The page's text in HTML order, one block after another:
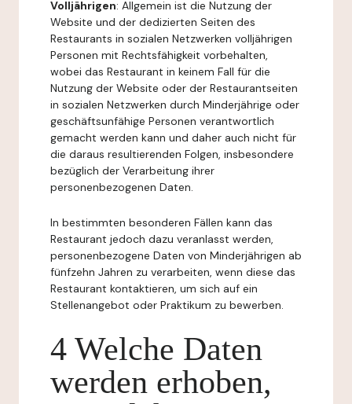
Volljährigen: Allgemein ist die Nutzung der
Website und der dedizierten Seiten des
Restaurants in sozialen Netzwerken volljährigen
Personen mit Rechtsfähigkeit vorbehalten,
wobei das Restaurant in keinem Fall für die
Nutzung der Website oder der Restaurantseiten
in sozialen Netzwerken durch Minderjährige oder
geschäftsunfähige Personen verantwortlich
gemacht werden kann und daher auch nicht für
die daraus resultierenden Folgen, insbesondere
bezüglich der Verarbeitung ihrer
personenbezogenen Daten.
In bestimmten besonderen Fällen kann das
Restaurant jedoch dazu veranlasst werden,
personenbezogene Daten von Minderjährigen ab
fünfzehn Jahren zu verarbeiten, wenn diese das
Restaurant kontaktieren, um sich auf ein
Stellenangebot oder Praktikum zu bewerben.
4 Welche Daten
werden erhoben,